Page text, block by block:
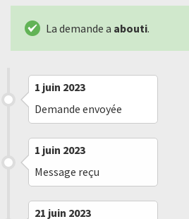
La demande a abouti.
1 juin 2023
Demande envoyée
1 juin 2023
Message reçu
21 juin 2023